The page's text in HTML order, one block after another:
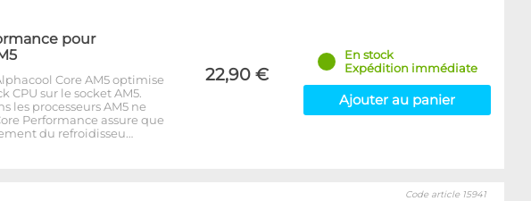
pour
Core AM5 optimise
sur le socket AM5.
les processeurs AM5 ne
Performance assure que
du refroidisseu…
22,90 €
En stock
Expédition immédiate
Ajouter au panier
Code article 15941